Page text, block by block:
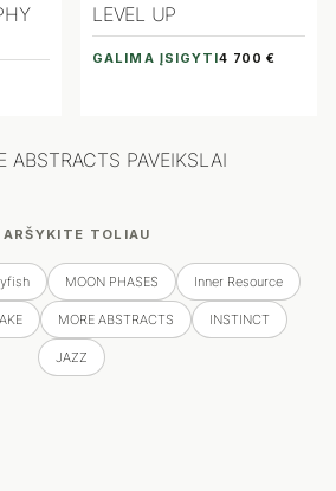
LEVEL UP
GALIMA ĮSIGYTI4 700 €
ABSTRACTS PAVEIKSLAI
TOLIAU
MOON PHASES Inner Resource
MORE ABSTRACTS INSTINCT
JAZZ